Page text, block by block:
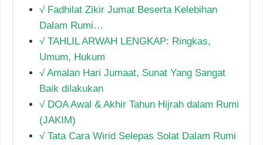
√ Fadhilat Zikir Jumat Beserta Kelebihan
Dalam Rumi…
√ TAHLIL ARWAH LENGKAP: Ringkas,
Umum, Hukum
√ Amalan Hari Jumaat, Sunat Yang Sangat
Baik dilakukan
√ DOA Awal & Akhir Tahun Hijrah dalam Rumi
(JAKIM)
√ Tata Cara Wirid Selepas Solat Dalam Rumi